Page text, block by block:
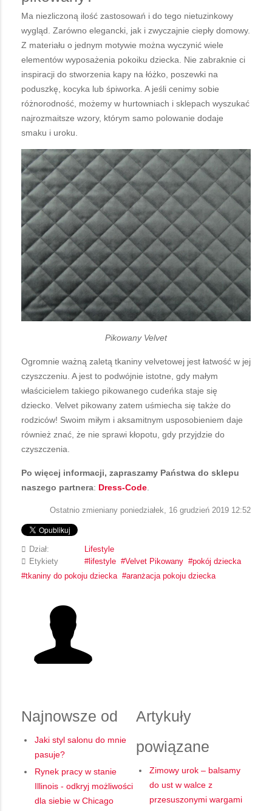
Ma niezliczoną ilość zastosowań i do tego nietuzinkowy
wygląd. Zarówno elegancki, jak i zwyczajnie ciepły domowy.
Z materiału o jednym motywie można wyczynić wiele
elementów wyposażenia pokoiku dziecka. Nie zabraknie ci
inspiracji do stworzenia kapy na łóżko, poszewki na
poduszkę, kocyka lub śpiworka. A jeśli cenimy sobie
różnorodność, możemy w hurtowniach i sklepach wyszukać
najrozmaitsze wzory, którym samo polowanie dodaje
smaku i uroku.
Pikowany Velvet
Ogromnie ważną zaletą tkaniny velvetowej jest łatwość w jej
czyszczeniu. A jest to podwójnie istotne, gdy małym
właścicielem takiego pikowanego cudeńka staje się
dziecko. Velvet pikowany zatem uśmiecha się także do
rodziców! Swoim miłym i aksamitnym usposobieniem daje
również znać, że nie sprawi kłopotu, gdy przyjdzie do
czyszczenia.
Po więcej informacji, zapraszamy Państwa do sklepu
naszego partnera: Dress-Code.
Ostatnio zmieniany poniedziałek, 16 grudzień 2019 12:52
Dział:
Lifestyle
Etykiety
lifestyle Velvet Pikowany
pokój dziecka
tkaniny do pokoju dziecka
aranżacja pokoju dziecka
Najnowsze od
Jaki styl salonu do mnie
pasuje?
Rynek pracy w stanie
Illinois - odkryj możliwości
dla siebie w Chicago
Artykuły
powiązane
Zimowy urok – balsamy
do ust w walce z
przesuszonymi wargami